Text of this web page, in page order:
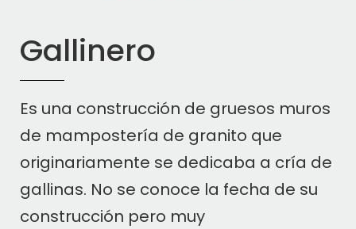
Gallinero
Es una construcción de gruesos muros
de mampostería de granito que
originariamente se dedicaba a cría de
gallinas. No se conoce la fecha de su
construcción pero muy